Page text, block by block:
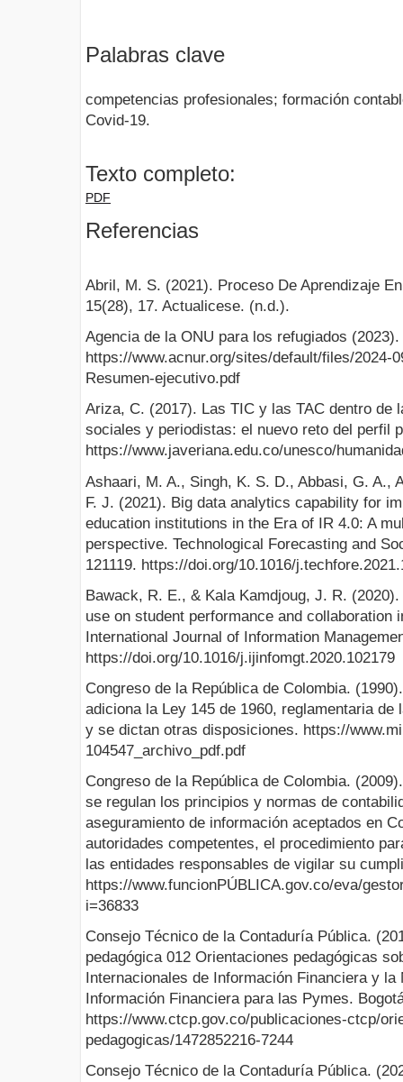
Palabras clave
competencias profesionales; formación
Covid-19.
Texto completo:
PDF
Referencias
Abril, M. S. (2021). Proceso De Aprendizaje
15(28), 17. Actualicese. (n.d.).
Agencia de la ONU para los refugiados
https://www.acnur.org/sites/default/files/2024-
Resumen-ejecutivo.pdf
Ariza, C. (2017). Las TIC y las TAC dentro de
sociales y periodistas: el nuevo reto del perfil
https://www.javeriana.edu.co/unesco/
Ashaari, M. A., Singh, K. S. D., Abbasi, G. A.,
F. J. (2021). Big data analytics capability for
education institutions in the Era of IR 4.0: A
perspective. Technological Forecasting and
121119. https://doi.org/10.1016/
Bawack, R. E., & Kala Kamdjoug, J. R.
use on student performance and collaboration
International Journal of Information
https://doi.org/10.1016/j.ijinfomgt.2020.102179
Congreso de la República de Colombia.
adiciona la Ley 145 de 1960, reglamentaria de
y se dictan otras disposiciones. https://
104547_archivo_pdf.pdf
Congreso de la República de Colombia.
se regulan los principios y normas de
aseguramiento de información aceptados en
autoridades competentes, el procedimiento
las entidades responsables de vigilar su
https://www.funcionPÚBLICA.gov.co/eva/
i=36833
Consejo Técnico de la Contaduría Pública.
pedagógica 012 Orientaciones pedagógicas
Internacionales de Información Financiera y
Información Financiera para las Pymes.
https://www.ctcp.gov.co/publicaciones-ctcp/
pedagogicas/1472852216-7244
Consejo Técnico de la Contaduría Pública.